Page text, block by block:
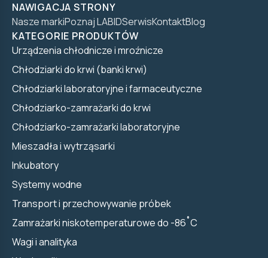
NAWIGACJA STRONY
Nasze markiPoznaj LABIDSerwisKontaktBlog
KATEGORIE PRODUKTÓW
Urządzenia chłodnicze i mroźnicze
Chłodziarki do krwi (banki krwi)
Chłodziarki laboratoryjne i farmaceutyczne
Chłodziarko-zamrażarki do krwi
Chłodziarko-zamrażarki laboratoryjne
Mieszadła i wytrząsarki
Inkubatory
Systemy wodne
Transport i przechowywanie próbek
Zamrażarki niskotemperaturowe do -86˚C
Wagi i analityka